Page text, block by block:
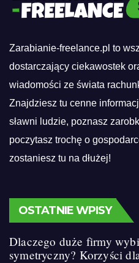
Zarabianie-freelance.pl to
dostarczający ciekawostek
wiadomości ze świata
Znajdziesz tu cenne
sławni ludzie, poznasz
poczytasz trochę o
zostaniesz tu na dłużej!
OSTATNIE WPISY
Dlaczego duże firmy
symetryczny? Korzyści